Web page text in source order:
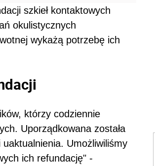
szkieł kontaktowych
okulistycznych
wykażą potrzebę ich
którzy codziennie
Uporządkowana została
Umożliwiliśmy
ich refundację" -